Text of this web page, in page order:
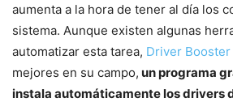
aumenta a la hora de tener al día los
sistema. Aunque existen algunas
automatizar esta tarea, Driver Booster
mejores en su campo, un programa
instala automáticamente los drivers